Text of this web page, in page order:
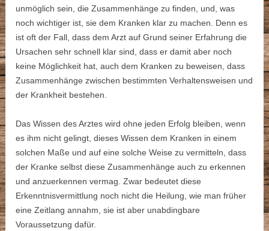
unmöglich sein, die Zusammenhänge zu finden, und, was
noch wichtiger ist, sie dem Kranken klar zu machen. Denn es
ist oft der Fall, dass dem Arzt auf Grund seiner Erfahrung die
Ursachen sehr schnell klar sind, dass er damit aber noch
keine Möglichkeit hat, auch dem Kranken zu beweisen, dass
Zusammenhänge zwischen bestimmten Verhaltensweisen und
der Krankheit bestehen.
Das Wissen des Arztes wird ohne jeden Erfolg bleiben, wenn
es ihm nicht gelingt, dieses Wissen dem Kranken in einem
solchen Maße und auf eine solche Weise zu vermitteln, dass
der Kranke selbst diese Zusammenhänge auch zu erkennen
und anzuerkennen vermag. Zwar bedeutet diese
Erkenntnisvermittlung noch nicht die Heilung, wie man früher
eine Zeitlang annahm, sie ist aber unabdingbare
Voraussetzung dafür.